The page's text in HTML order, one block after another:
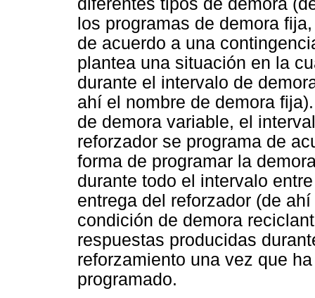
diferentes tipos de demora
los programas de demora
de acuerdo a una
plantea una situación en la
durante el intervalo de
ahí el nombre de demora
de demora variable, el
reforzador se programa de
forma de programar la
durante todo el intervalo
entrega del reforzador (de
condición de demora
respuestas producidas
reforzamiento una vez que
programado.